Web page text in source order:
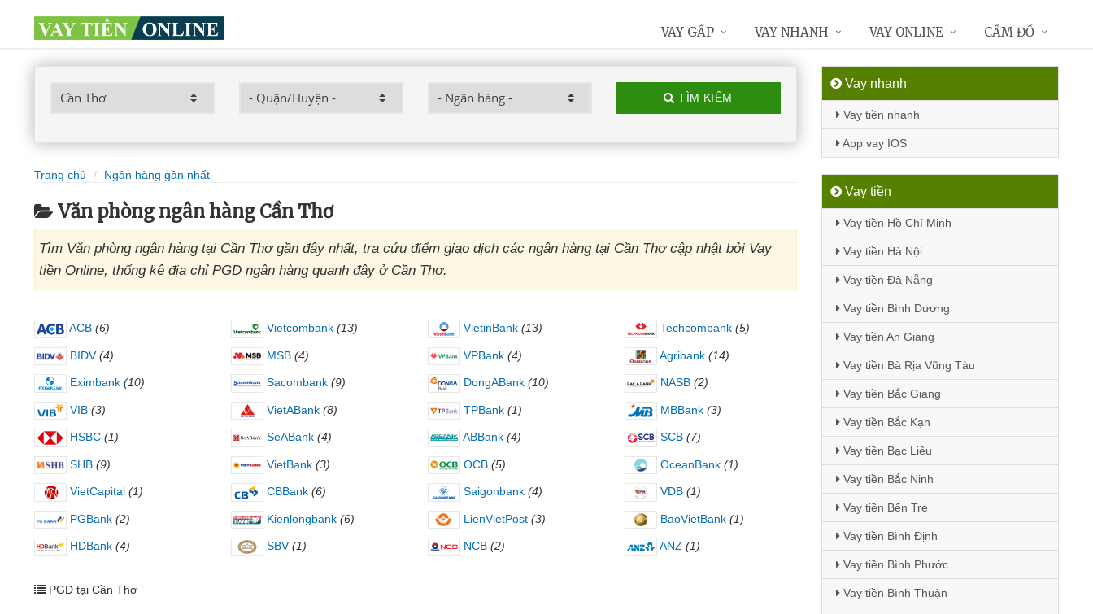
TÌM KIẾM
Trang chủ Ngân hàng gần nhất
Văn phòng ngân hàng Cần Thơ
Tìm Văn phòng ngân hàng tại Cần Thơ gần đây nhất, tra cứu điểm giao dịch các ngân hàng tại Cần Thơ cập nhật bởi Vay
tiền Online, thống kê địa chỉ PGD ngân hàng quanh đây ở Cần Thơ.
ACB (6) Vietcombank (13) VietinBank (13) Techcombank (5)
BIDV (4) MSB (4) VPBank (4) Agribank (14)
Eximbank (10) Sacombank (9) DongABank (10) NASB (2)
VIB (3) VietABank (8) TPBank (1) MBBank (3)
HSBC (1) SeABank (4) ABBank (4) SCB (7)
SHB (9) VietBank (3) OCB (5) OceanBank (1)
VietCapital (1) CBBank (6) Saigonbank (4) VDB (1)
PGBank (2) Kienlongbank (6) LienVietPost (3) BaoVietBank (1)
HDBank (4) SBV (1) NCB (2) ANZ (1)
PGD tại Cần Thơ
Vay nhanh
Vay tiền nhanh
App vay IOS
Vay tiền
Vay tiền Hồ Chí Minh
Vay tiền Hà Nội
Vay tiền Đà Nẵng
Vay tiền Bình Dương
Vay tiền An Giang
Vay tiền Bà Rịa Vũng Tàu
Vay tiền Bắc Giang
Vay tiền Bắc Kạn
Vay tiền Bạc Liêu
Vay tiền Bắc Ninh
Vay tiền Bến Tre
Vay tiền Bình Định
Vay tiền Bình Phước
Vay tiền Bình Thuận
VAY GẤP VAY NHANH VAY ONLINE CẦM ĐỒ